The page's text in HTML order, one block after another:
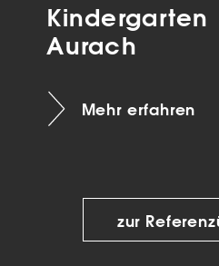
Kindergarten
Aurach
Mehr erfahren
zur